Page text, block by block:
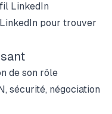
LinkedIn
pour trouver
de son rôle
sécurité, négociation